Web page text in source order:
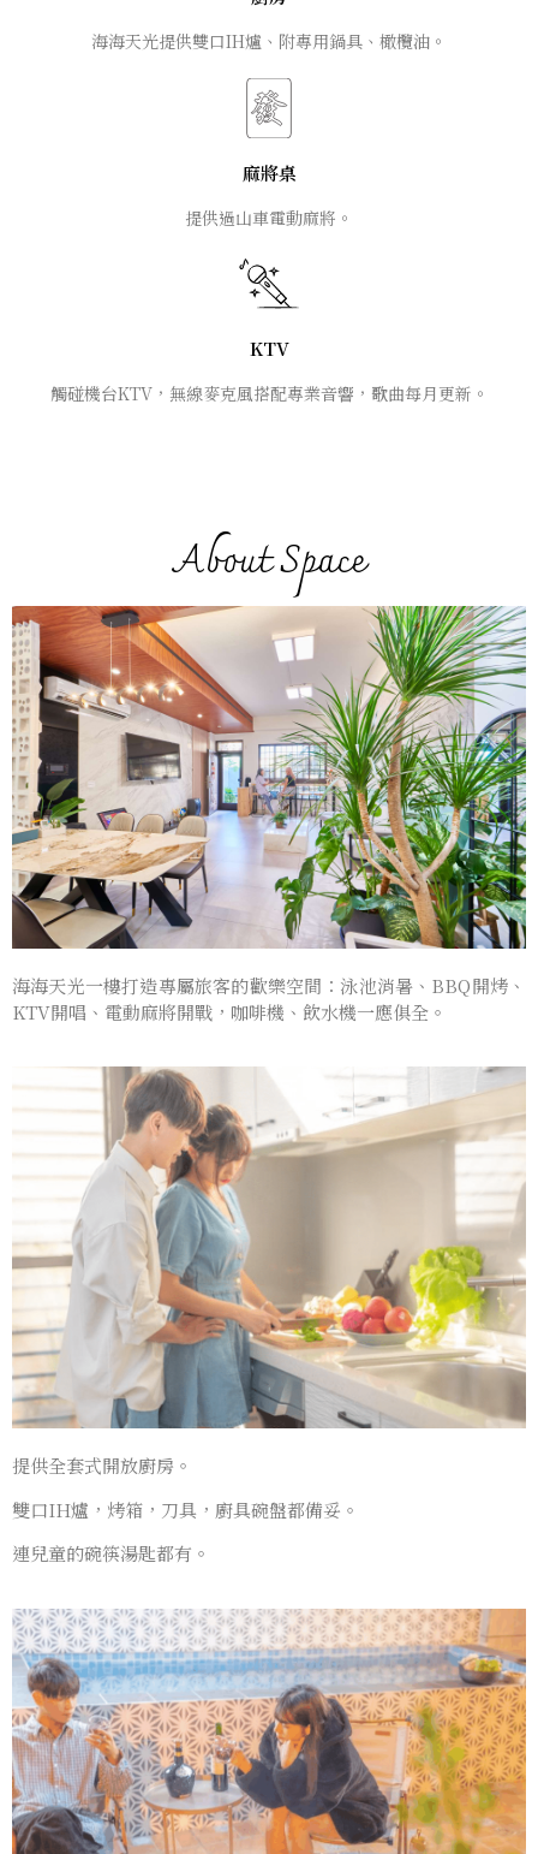
海海天光提供雙口IH爐、附專用鍋具、橄欖油。
麻將桌
提供過山車電動麻將。
KTV
觸碰機台KTV，無線麥克風搭配專業音響，歌曲每月更新。
About Space
海海天光一樓打造專屬旅客的歡樂空間：泳池消暑、BBQ開烤、
KTV開唱、電動麻將開戰，咖啡機、飲水機一應俱全。
提供全套式開放廚房。
雙口IH爐，烤箱，刀具，廚具碗盤都備妥。
連兒童的碗筷湯匙都有。